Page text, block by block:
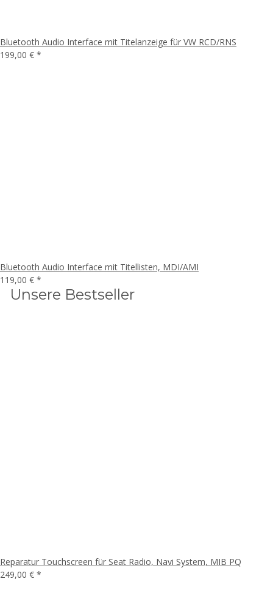
Bluetooth Audio Interface mit Titelanzeige für VW RCD/RNS
199,00 € *
Bluetooth Audio Interface mit Titellisten, MDI/AMI
119,00 € *
Unsere Bestseller
Reparatur Touchscreen für Seat Radio, Navi System, MIB PQ
249,00 € *